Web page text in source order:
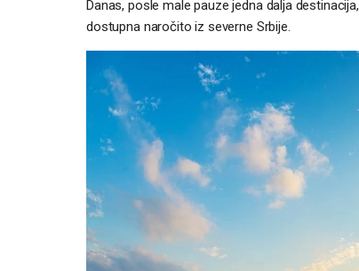
Danas, posle male pauze jedna dalja
dostupna naročito iz severne Srbije.